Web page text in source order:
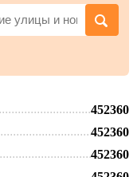
452360
452360
452360